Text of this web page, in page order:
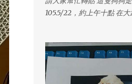
105.5/22，約上午十點 在